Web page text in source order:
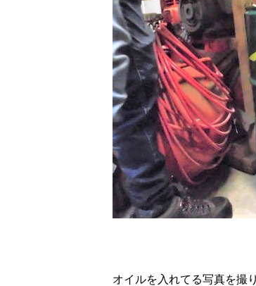
オイルを入れてる写真を撮